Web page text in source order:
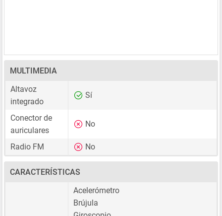
MULTIMEDIA
Altavoz
integrado
Sí
Conector de
auriculares
No
Radio FM No
CARACTERÍSTICAS
Acelerómetro
Brújula